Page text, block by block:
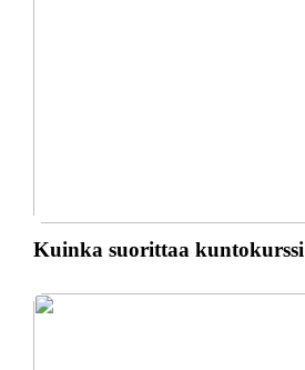
Kuinka suorittaa kuntokurssi